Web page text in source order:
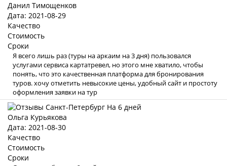
Данил Тимощенков
Дата: 2021-08-29
Качество
Стоимость
Сроки
Я всего лишь раз (туры на аркаим на 3 дня) пользовался
услугами сервиса картатревел, но этого мне хватило, чтобы
понять, что это качественная платформа для бронирования
туров. хочу отметить невысокие цены, удобный сайт и простоту
оформления заявки на тур
Ольга Курьякова
Дата: 2021-08-30
Качество
Стоимость
Сроки